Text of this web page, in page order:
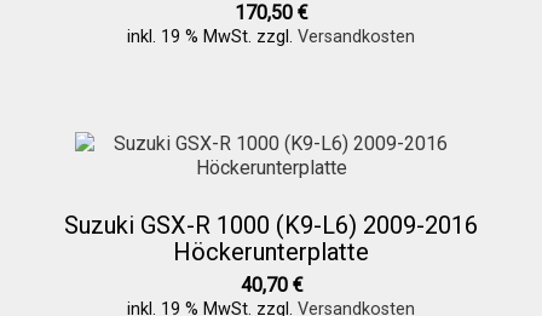
170,50 €
inkl. 19 % MwSt. zzgl. Versandkosten
Suzuki GSX-R 1000 (K9-L6) 2009-2016
Höckerunterplatte
40,70 €
inkl. 19 % MwSt. zzgl. Versandkosten